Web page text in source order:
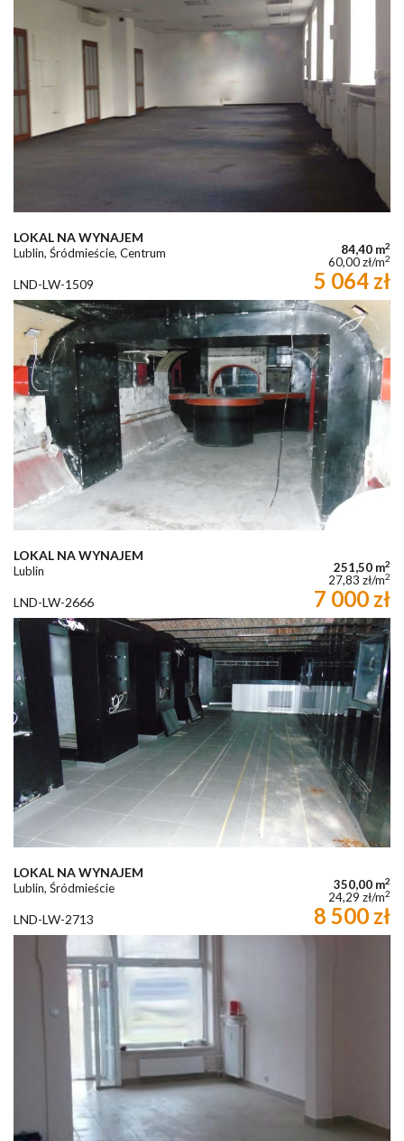
LOKAL NA WYNAJEM
Lublin, Śródmieście, Centrum 84,40 m2
60,00 zł/m2
LND-LW-1509 5 064 zł
LOKAL NA WYNAJEM
Lublin 251,50 m2
27,83 zł/m2
LND-LW-2666 7 000 zł
LOKAL NA WYNAJEM
Lublin, Śródmieście 350,00 m2
24,29 zł/m2
LND-LW-2713 8 500 zł